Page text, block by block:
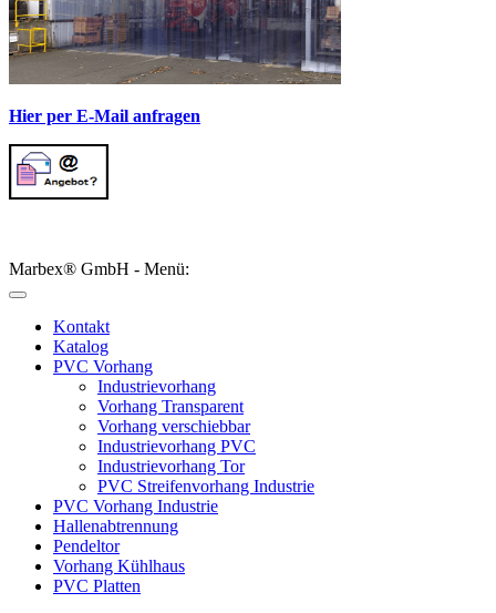
Hier per E-Mail anfragen
Marbex® GmbH - Menü:
Kontakt
Katalog
PVC Vorhang
Industrievorhang
Vorhang Transparent
Vorhang verschiebbar
Industrievorhang PVC
Industrievorhang Tor
PVC Streifenvorhang Industrie
PVC Vorhang Industrie
Hallenabtrennung
Pendeltor
Vorhang Kühlhaus
PVC Platten